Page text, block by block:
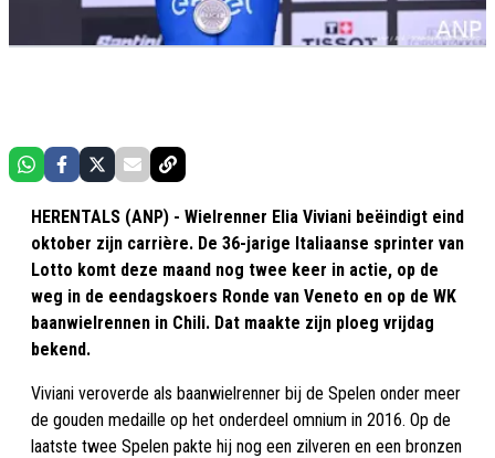
HERENTALS (ANP) - Wielrenner Elia Viviani beëindigt eind
oktober zijn carrière. De 36-jarige Italiaanse sprinter van
Lotto komt deze maand nog twee keer in actie, op de
weg in de eendagskoers Ronde van Veneto en op de WK
baanwielrennen in Chili. Dat maakte zijn ploeg vrijdag
bekend.
Viviani veroverde als baanwielrenner bij de Spelen onder meer
de gouden medaille op het onderdeel omnium in 2016. Op de
laatste twee Spelen pakte hij nog een zilveren en een bronzen